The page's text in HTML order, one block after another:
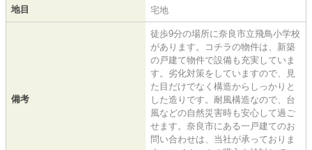
地目 宅地
備考
徒歩9分の場所に奈良市立飛鳥小学校
があります。コチラの物件は、新築
の戸建て物件で設備も充実していま
す。劣化対策をしていますので、見
た目だけでなく構造からしっかりと
した造りです。耐風構造なので、台
風などの自然災害時も安心して過ご
せます。奈良市にある一戸建てのお
問い合わせは、当社が承っておりま